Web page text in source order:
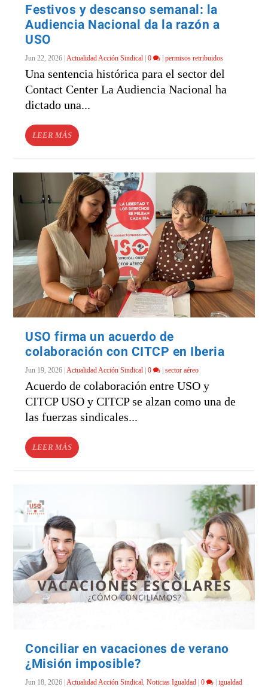
Festivos y descanso semanal: la
Audiencia Nacional da la razón a
USO
Jun 22, 2026 |Actualidad Acción Sindical |0 |permisos retribuidos
Una sentencia histórica para el sector del
Contact Center La Audiencia Nacional ha
dictado una...
LEER MÁS
USO firma un acuerdo de
colaboración con CITCP en Iberia
Jun 19, 2026 |Actualidad Acción Sindical |0 |sector aéreo
Acuerdo de colaboración entre USO y
CITCP USO y CITCP se alzan como una de
las fuerzas sindicales...
LEER MÁS
Conciliar en vacaciones de verano
¿Misión imposible?
Jun 18, 2026 | Actualidad Acción Sindical ,Noticias Igualdad |0 |igualdad